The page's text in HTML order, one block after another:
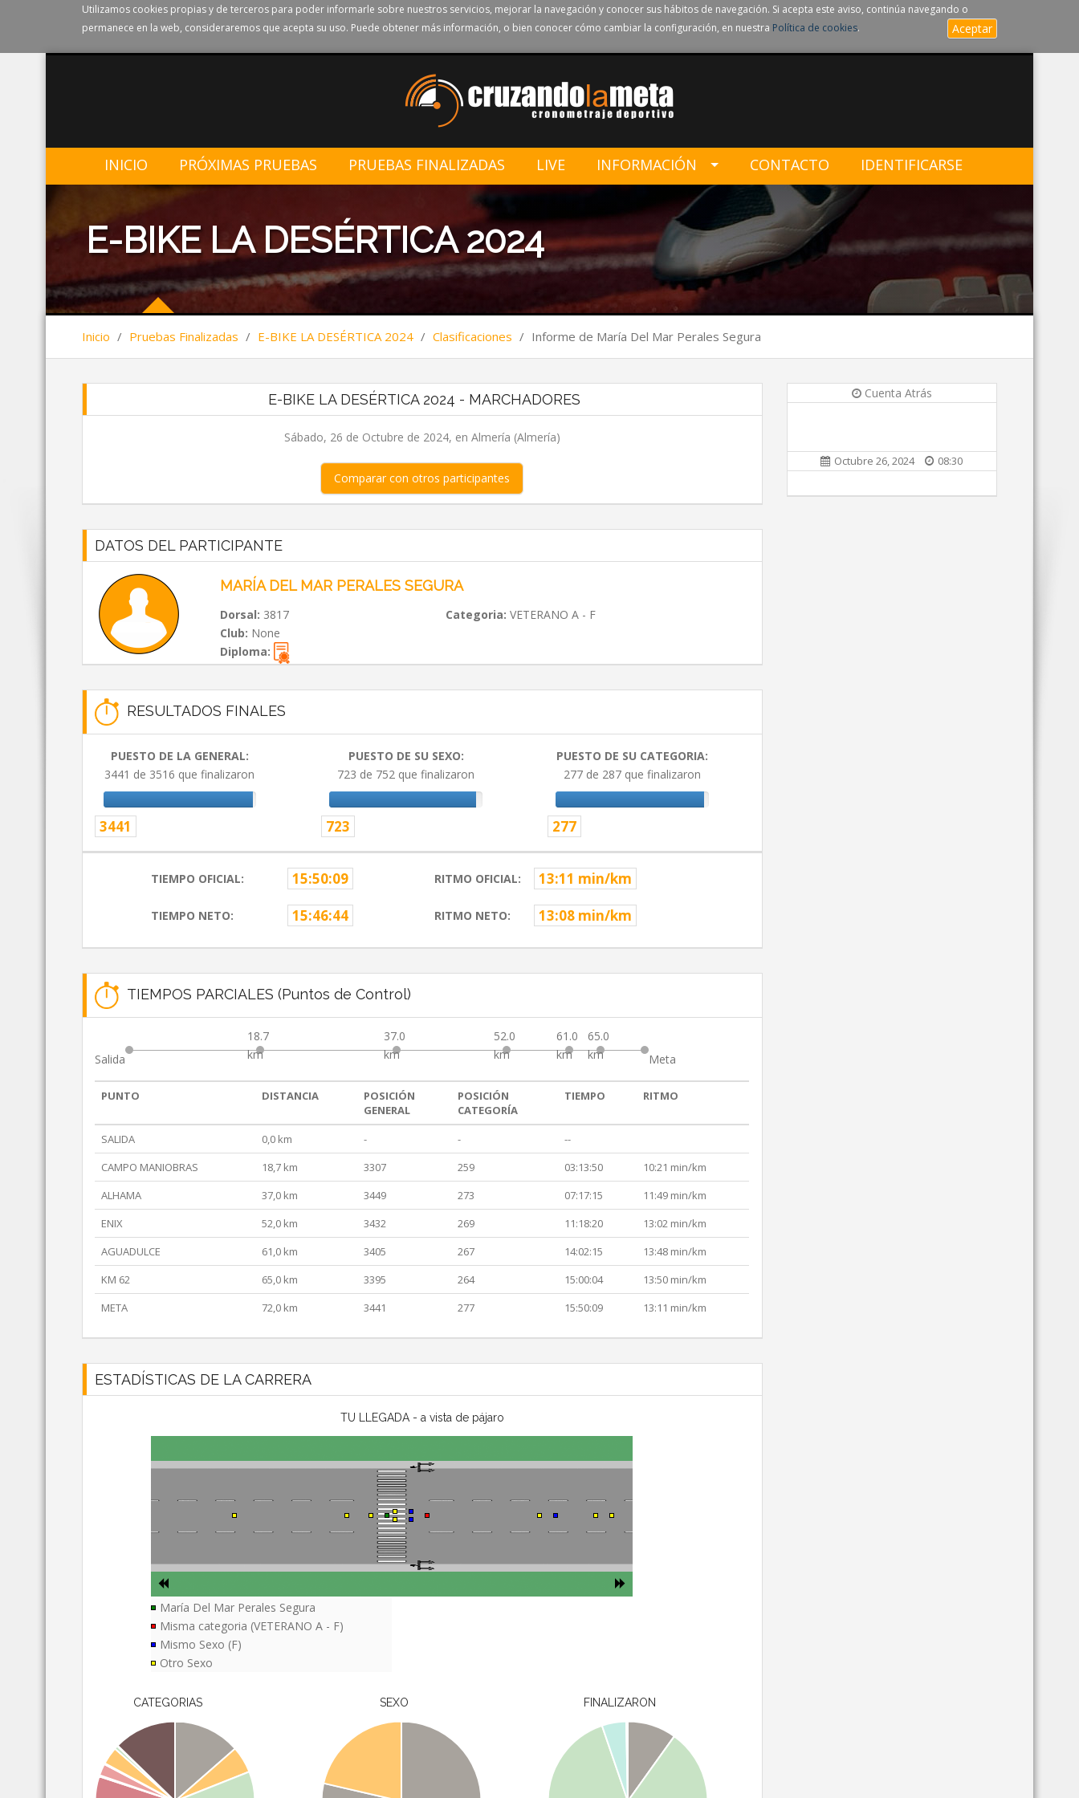
Utilizamos cookies propias y de terceros para poder informarle sobre nuestros servicios, mejorar la navegación y conocer sus hábitos de navegación. Si acepta este aviso, continúa navegando o
permanece en la web, consideraremos que acepta su uso. Puede obtener más información, o bien conocer cómo cambiar la configuración, en nuestra Política de cookies. Aceptar
INICIO PRÓXIMAS PRUEBAS PRUEBAS FINALIZADAS LIVE INFORMACIÓN CONTACTO IDENTIFICARSE
E-BIKE LA DESÉRTICA 2024
Inicio / Pruebas Finalizadas / E-BIKE LA DESÉRTICA 2024 / Clasificaciones / Informe de María Del Mar Perales Segura
E-BIKE LA DESÉRTICA 2024 - MARCHADORES
Sábado, 26 de Octubre de 2024, en Almería (Almería)
Comparar con otros participantes
DATOS DEL PARTICIPANTE
MARÍA DEL MAR PERALES SEGURA
Dorsal: 3817 Categoria: VETERANO A - F
Club: None
Diploma:
RESULTADOS FINALES
PUESTO DE LA GENERAL:
3441 de 3516 que finalizaron
3441
PUESTO DE SU SEXO:
723 de 752 que finalizaron
723
PUESTO DE SU CATEGORIA:
277 de 287 que finalizaron
277
TIEMPO OFICIAL: 15:50:09 RITMO OFICIAL: 13:11 min/km
TIEMPO NETO: 15:46:44 RITMO NETO: 13:08 min/km
TIEMPOS PARCIALES (Puntos de Control)
Salida
18.7
km
37.0
km
52.0
km
61.0
km
65.0
km
Meta
PUNTO DISTANCIA
POSICIÓN
GENERAL
POSICIÓN
CATEGORÍA
TIEMPO RITMO
SALIDA 0,0 km - -
--
CAMPO MANIOBRAS
18,7 km 3307 259 03:13:50
10:21 min/km
ALHAMA
37,0 km 3449 273 07:17:15
11:49 min/km
ENIX
52,0 km 3432 269 11:18:20
13:02 min/km
AGUADULCE
61,0 km 3405 267 14:02:15
13:48 min/km
KM 62
65,0 km 3395 264 15:00:04
13:50 min/km
META
72,0 km 3441 277 15:50:09 13:11 min/km
ESTADÍSTICAS DE LA CARRERA
TU LLEGADA - a vista de pájaro
María Del Mar Perales Segura
Misma categoria (VETERANO A - F)
Mismo Sexo (F)
Otro Sexo
CATEGORIAS SEXO FINALIZARON
Cuenta Atrás
Octubre 26, 2024 08:30